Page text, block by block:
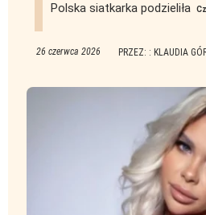
Polska siatkarka podzieliła
26 czerwca 2026 PRZEZ: : KLAUDIA